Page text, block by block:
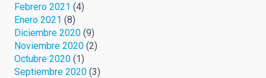
Febrero 2021 (4)
Enero 2021 (8)
Diciembre 2020 (9)
Noviembre 2020 (2)
Octubre 2020 (1)
Septiembre 2020 (3)